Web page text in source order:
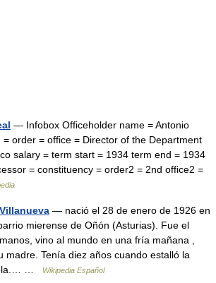
— Infobox Officeholder name = Antonio
order = office = Director of the Department
salary = term start = 1934 term end = 1934
= constituency = order2 = 2nd office2 =
— nació el 28 de enero de 1926 en
mierense de Oñón (Asturias). Fue el
vino al mundo en una fría mañana ,
madre. Tenía diez años cuando estalló la
…
Wikipedia Español